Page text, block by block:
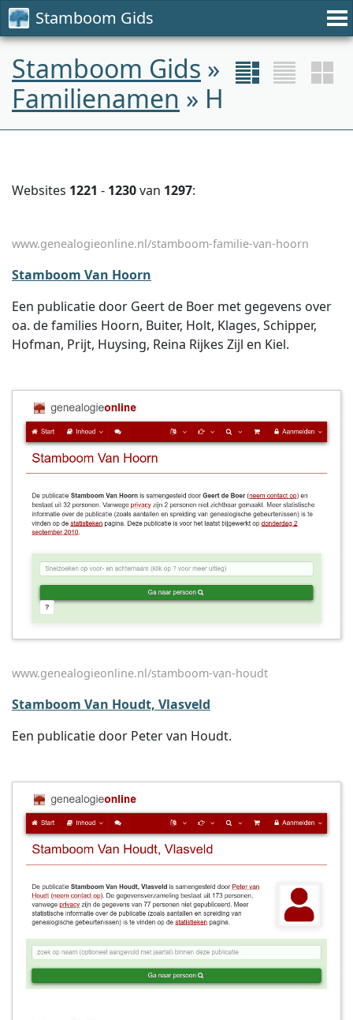
Stamboom Gids
Stamboom Gids »
Familienamen » H
Websites 1221 - 1230van 1297:
www.genealogieonline.nl/stamboom-familie-van-hoorn
Stamboom Van Hoorn
Een publicatie door Geert de Boer met gegevens over
oa. de families Hoorn, Buiter, Holt, Klages, Schipper,
Hofman, Prijt, Huysing, Reina Rijkes Zijl en Kiel.
www.genealogieonline.nl/stamboom-van-houdt
Stamboom Van Houdt, Vlasveld
Een publicatie door Peter van Houdt.